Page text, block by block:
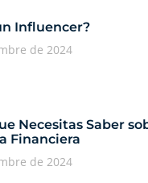
Influencer?
de 2024
Necesitas Saber
Financiera
de 2024